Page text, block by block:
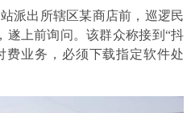
派出所辖区某商店前，巡逻民
遂上前询问。该群众称接到“抖
费业务，必须下载指定软件处